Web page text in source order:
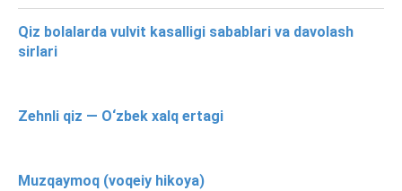
Qiz bolalarda vulvit kasalligi sabablari va davolash
sirlari
Zehnli qiz — O‘zbek xalq ertagi
Muzqaymoq (voqeiy hikoya)